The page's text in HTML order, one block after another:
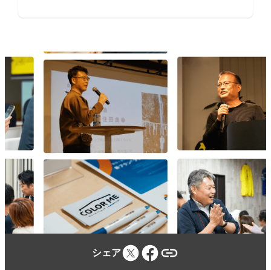
Eコマースにかかわるすべての方の交流・情報
第２条（本イベントの開催日程）
本イベントの開催場所（オンラインによる開催
を含みます。）、開催日時等は、本サービスの
ウェブサイト上で定めます。
第３条（規約の履行）
参加者は、カラーミーショップ利用規約、
本規約、本イベントに関する当社のウェブ
サイトに定める事項及び本イベントの開催
場所・施設等の定める規程等（併せて、以
下「本規約等」といいます。）を遵守しな
ければならないものとします。
おそれがあると当社が判断した場合、当社
シェア